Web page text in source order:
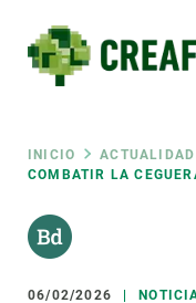
contenido
principal
Ruta
de
INICIO ACTUALIDAD
COMBATIR LA
06/02/2026
RRSS
INTRANET